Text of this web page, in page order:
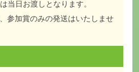
当日お渡しとなります。
参加賞のみの発送はいたしませ